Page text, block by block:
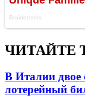
ЧИТАЙТЕ
В Италии
лотерейный